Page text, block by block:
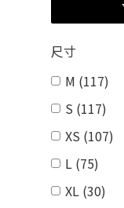
尺寸
M (117)
S (117)
XS (107)
L (75)
XL (30)